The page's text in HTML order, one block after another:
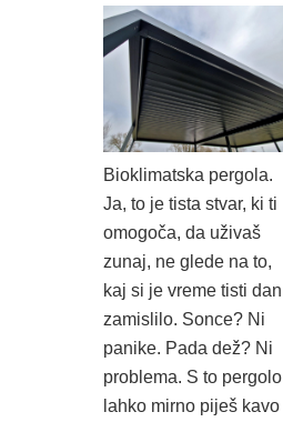
Bioklimatska pergola.
Ja, to je tista stvar, ki ti
omogoča, da uživaš
zunaj, ne glede na to,
kaj si je vreme tisti dan
zamislilo. Sonce? Ni
panike. Pada dež? Ni
problema. S to pergolo
lahko mirno piješ kavo